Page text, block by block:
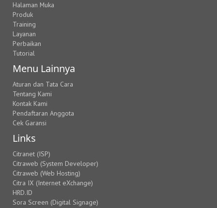
Halaman Muka
Produk
Training
Layanan
Perbaikan
Tutorial
Menu Lainnya
Aturan dan Tata Cara
Tentang Kami
Kontak Kami
Pendaftaran Anggota
Cek Garansi
Links
Citranet (ISP)
Citraweb (System Developer)
Citraweb (Web Hosting)
Citra IX (Internet eXchange)
HRD.ID
Sora Screen (Digital Signage)